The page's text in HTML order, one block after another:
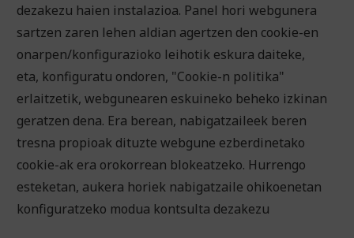
dezakezu haien instalazioa. Panel hori webgunera
sartzen zaren lehen aldian agertzen den cookie-en
onarpen/konfigurazioko leihotik eskura daiteke,
eta, konfiguratu ondoren, "Cookie-n politika"
erlaitzetik, webgunearen eskuineko beheko izkinan
geratzen dena. Era berean, nabigatzaileek beren
tresna propioak dituzte webgune ezberdinetako
cookie-ak era orokorrean blokeatzeko. Hurrengo
esteketan, aukera horiek nabigatzaile ohikoenetan
konfiguratzeko modua kontsulta dezakezu